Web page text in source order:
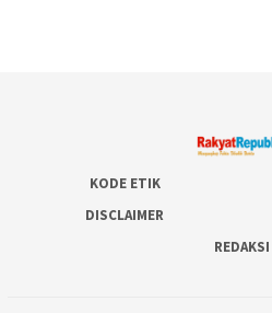
KODE ETIK
DISCLAIMER
REDAKSI